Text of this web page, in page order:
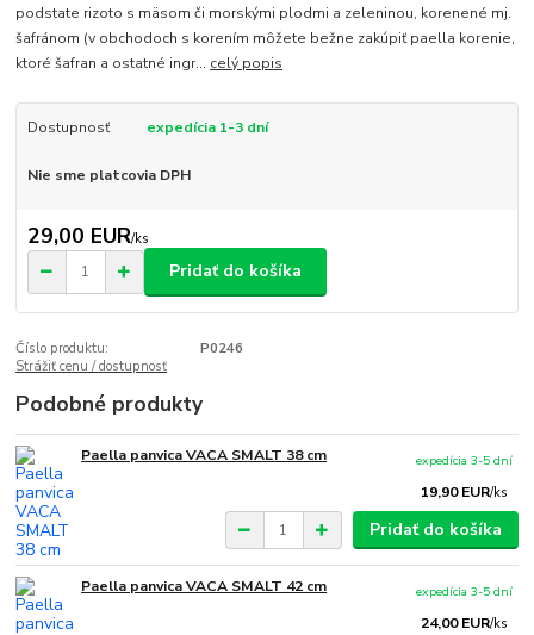
podstate rizoto s mäsom či morskými plodmi a zeleninou, korenené mj.
šafránom (v obchodoch s korením môžete bežne zakúpiť paella korenie,
ktoré šafran a ostatné ingr... celý popis
Dostupnosť expedícia 1-3 dní
Nie sme platcovia DPH
29,00 EUR/ks
Pridať do košíka
Číslo produktu:
P0246
Strážiť cenu / dostupnosť
Podobné produkty
Paella panvica VACA SMALT 38 cm
19,90 EUR/ks
expedícia 3-5 dní
Pridať do košíka
Paella panvica VACA SMALT 42 cm
24,00 EUR/ks
expedícia 3-5 dní